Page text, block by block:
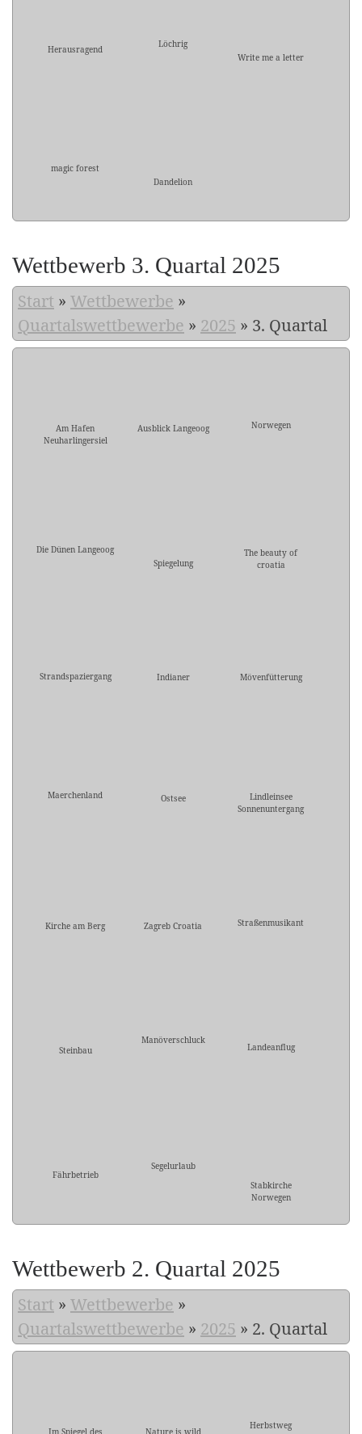
Herausragend
Löchrig
Write me a letter
magic forest
Dandelion
Wettbewerb 3. Quartal 2025
Start » Wettbewerbe »
Quartalswettbewerbe » 2025 » 3. Quartal
Am Hafen
Neuharlingersiel
Ausblick Langeoog Norwegen
Die Dünen Langeoog
Spiegelung
The beauty of
croatia
Strandspaziergang Indianer Mövenfütterung
Maerchenland Ostsee
Lindleinsee
Sonnenuntergang
Kirche am Berg Zagreb Croatia Straßenmusikant
Steinbau
Manöverschluck
Landeanflug
Fährbetrieb
Segelurlaub
Stabkirche
Norwegen
Wettbewerb 2. Quartal 2025
Start » Wettbewerbe »
Quartalswettbewerbe » 2025 » 2. Quartal
Im Spiegel des Nature is wild
Herbstweg